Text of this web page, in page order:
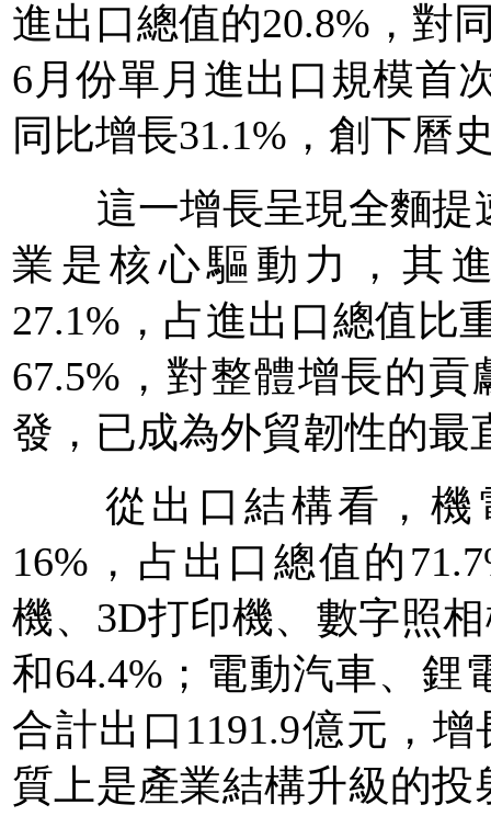
進出口總值的20.8%，對
6月份單月進出口規模首
同比增長31.1%，創下曆
這一增長呈現全麵提
業是核心驅動力，其
27.1%，占進出口總值比
67.5%，對整體增長的
發，已成為外貿韌性的最
從出口結構看，機
16%，占出口總值的
機、3D打印機、數字照
和64.4%；電動汽車、鋰
合計出口1191.9億元，
質上是產業結構升級的